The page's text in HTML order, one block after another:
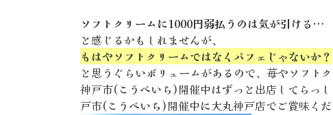
ソフトクリームに1000円弱払うのは気が引ける…
と感じるかもしれませんが、
もはやソフトクリームではなくパフェじゃないか？
と思うぐらいボリュームがあるので、苺やソフト
神戸市(こうべいち)開催中はずっと出店してらっ
戸市(こうべいち)開催中に大丸神戸店でご賞味く